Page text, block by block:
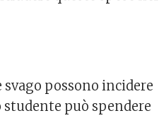
possono incidere
può spendere